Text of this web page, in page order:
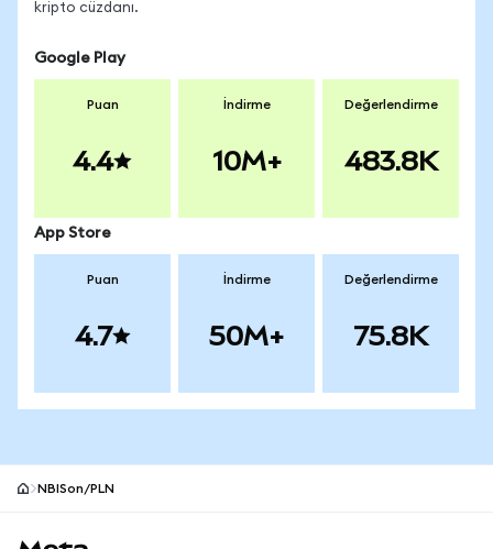
kripto cüzdanı.
Google Play
Puan
4.4
İndirme
10M+
Değerlendirme
483.8K
App Store
Puan
4.7
İndirme
50M+
Değerlendirme
75.8K
NBISon/PLN